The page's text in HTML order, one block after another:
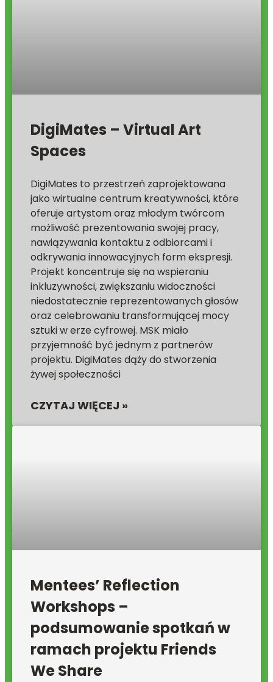
DigiMates – Virtual Art
Spaces
DigiMates to przestrzeń zaprojektowana
jako wirtualne centrum kreatywności, które
oferuje artystom oraz młodym twórcom
możliwość prezentowania swojej pracy,
nawiązywania kontaktu z odbiorcami i
odkrywania innowacyjnych form ekspresji.
Projekt koncentruje się na wspieraniu
inkluzywności, zwiększaniu widoczności
niedostatecznie reprezentowanych głosów
oraz celebrowaniu transformującej mocy
sztuki w erze cyfrowej. MSK miało
przyjemność być jednym z partnerów
projektu. DigiMates dąży do stworzenia
żywej społeczności
CZYTAJ WIĘCEJ »
Mentees’ Reflection
Workshops –
podsumowanie spotkań w
ramach projektu Friends
We Share